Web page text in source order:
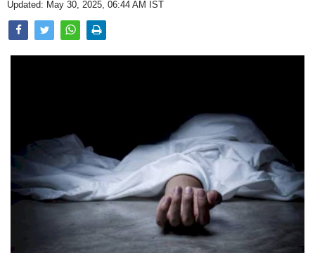
Health & Lifestyle
Updated: May 30, 2025, 06:44 AM IST